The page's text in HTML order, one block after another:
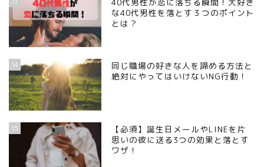
な40代男性を落とす３つのポイント
とは？
14
同じ職場の好きな人を諦める方法と
絶対にやってはいけないNG行動！
15
【必須】誕生日メールやLINEを片
思いの彼に送る3つの効果と落とす
ワザ！